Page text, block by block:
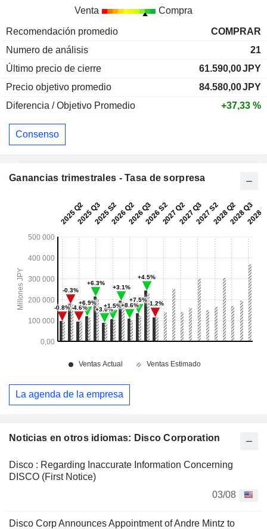
Noticias en otros idiomas: Disco Corporation
Disco : Regarding Inaccurate Information Concerning
DISCO (First Notice)
03/08
Disco Corp Announces Appointment of Andre Mintz to
Venta Compra
Recomendación promedio
COMPRAR
Numero de análisis
21
Último precio de cierre
61.590,00JPY
Precio objetivo promedio
84.580,00JPY
Diferencia / Objetivo Promedio
+37,33 %
Consenso
Ganancias trimestrales - Tasa de sorpresa
La agenda de la empresa